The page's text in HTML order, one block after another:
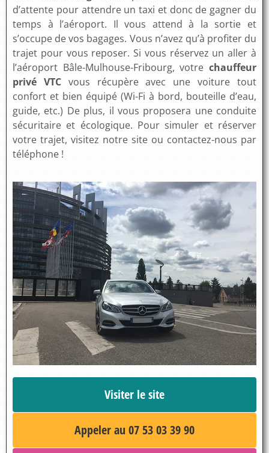
d’attente pour attendre un taxi et donc de gagner du
temps à l’aéroport. Il vous attend à la sortie et
s’occupe de vos bagages. Vous n’avez qu’à profiter du
trajet pour vous reposer. Si vous réservez un aller à
l’aéroport Bâle-Mulhouse-Fribourg, votre chauffeur
privé VTCvous récupère avec une voiture tout
confort et bien équipé (Wi-Fi à bord, bouteille d’eau,
guide, etc.) De plus, il vous proposera une conduite
sécuritaire et écologique. Pour simuler et réserver
votre trajet, visitez notre site ou contactez-nous par
téléphone !
Visiter le site
Appeler au 07 53 03 39 90